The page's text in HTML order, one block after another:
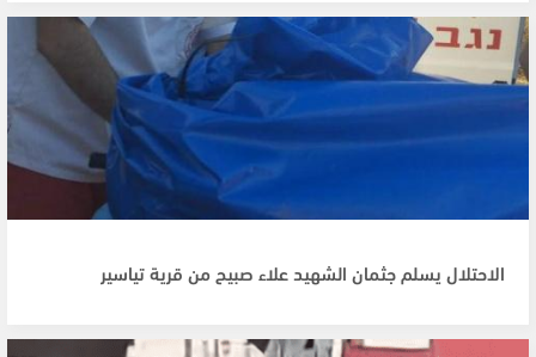
الاحتلال يسلم جثمان الشهيد علاء صبيح من قرية تياسير